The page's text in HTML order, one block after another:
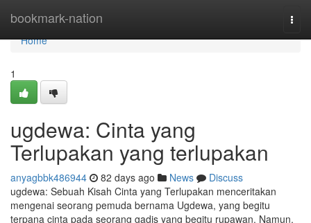
bookmark-nation
Home
Home
1
ugdewa: Cinta yang
Terlupakan yang terlupakan
anyagbbk486944 82 days ago News
Discuss
ugdewa: Sebuah Kisah Cinta yang Terlupakan menceritakan
mengenai seorang pemuda bernama Ugdewa, yang begitu
terpana cinta pada seorang gadis yang begitu rupawan. Namun,